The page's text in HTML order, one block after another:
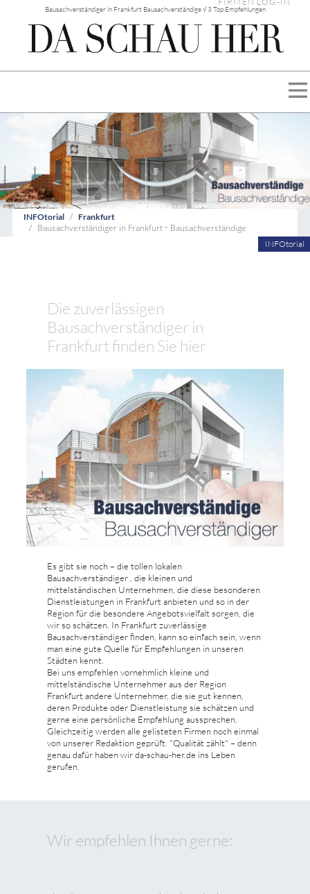
Bausachverständiger in Frankfurt Bausachverständige √ 3 Top Empfehlungen
INFOtorial Frankfurt
Bausachverständiger in Frankfurt • Bausachverständige
INFOtorial
Die zuverlässigen
Bausachverständiger in
Frankfurt finden Sie hier
Es gibt sie noch – die tollen lokalen
Bausachverständiger , die kleinen und
mittelständischen Unternehmen, die diese besonderen
Dienstleistungen in Frankfurt anbieten und so in der
Region für die besondere Angebotsvielfalt sorgen, die
wir so schätzen. In Frankfurt zuverlässige
Bausachverständiger finden, kann so einfach sein, wenn
man eine gute Quelle für Empfehlungen in unseren
Städten kennt.
Bei uns empfehlen vornehmlich kleine und
mittelständische Unternehmer aus der Region
Frankfurt andere Unternehmer, die sie gut kennen,
deren Produkte oder Dienstleistung sie schätzen und
gerne eine persönliche Empfehlung aussprechen.
Gleichzeitig werden alle gelisteten Firmen noch einmal
von unserer Redaktion geprüft. "Qualität zählt" – denn
genau dafür haben wir da-schau-her.de ins Leben
gerufen.
Wir empfehlen Ihnen gerne: